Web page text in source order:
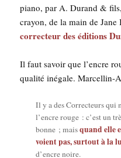
pia­no, par A. Durand &
crayon, de la main de
cor­rec­teur des édi­tions
Il faut savoir que l’encre
qua­li­té inégale. Mar­cel­lin-
Il y a des Cor­rec­teurs qui
l’encre rouge : c’est un
bonne ; maisquand elle
voient pas, sur­tout à la
d’encre noire.